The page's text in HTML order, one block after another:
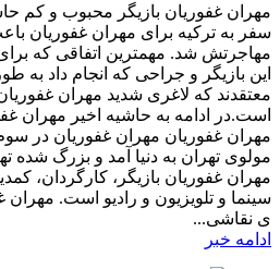
مهران غفوریان بازیگر محبوب و کم
سفر به ترکیه برای مهران غفوریان
مهاجرتش شد. مهمترین اتفاقی که
این بازیگر و جراحی که انجام داد به
معتقدند که لاغری شدید مهران
است.در ادامه به حاشیه اخیر مهران
مولوی تهران به دنیا آمد و بزرگ شده
مهران غفوریان بازیگر، کارگردان،
سینما و تلویزیون و رادیو است.
ی نقاشی...
ادامه خبر